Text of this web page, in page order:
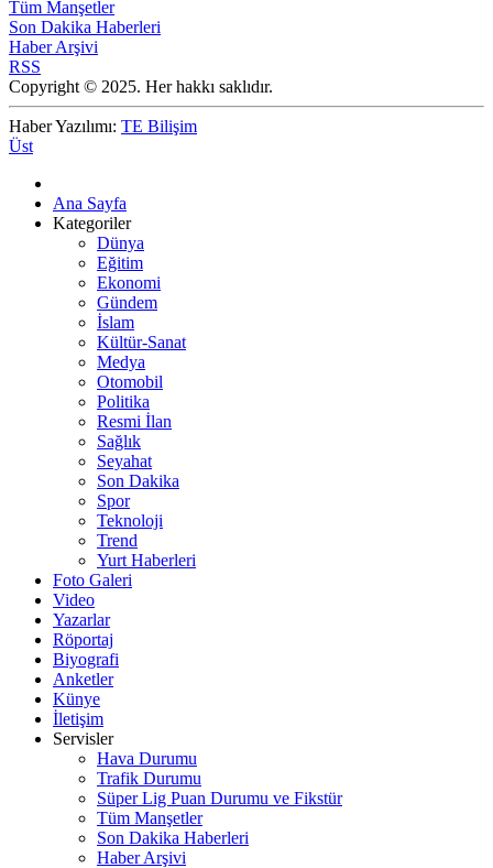
Tüm Manşetler
Son Dakika Haberleri
Haber Arşivi
RSS
Copyright © 2025. Her hakkı saklıdır.
Haber Yazılımı: TE Bilişim
Üst
Ana Sayfa
Kategoriler
Dünya
Eğitim
Ekonomi
Gündem
İslam
Kültür-Sanat
Medya
Otomobil
Politika
Resmi İlan
Sağlık
Seyahat
Son Dakika
Spor
Teknoloji
Trend
Yurt Haberleri
Foto Galeri
Video
Yazarlar
Röportaj
Biyografi
Anketler
Künye
İletişim
Servisler
Hava Durumu
Trafik Durumu
Süper Lig Puan Durumu ve Fikstür
Tüm Manşetler
Son Dakika Haberleri
Haber Arşivi